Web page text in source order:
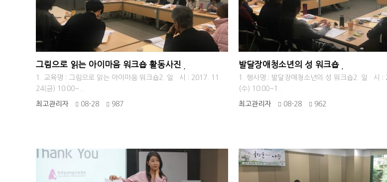
그림으로 읽는 아이마음 워크숍 활동사진
1. 교육명 : 그림으로 읽는 아이마음 워크숍2. 일 시 : 2017. 11.
24(금) 10:00~..
최고관리자 08-28 987
발달장애청소년의 성 워크숍
1. 행사명 : 발달장애청소년의 성 워크숍2. 일 시 :
(수) 10:00~1..
최고관리자 08-28 962